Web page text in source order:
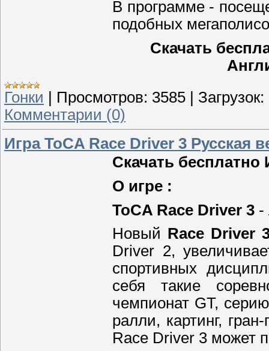
В программе -
подобных
Скачать
Гонки
Просмотров: 3585 Загрузок:
Комментарии (0)
Игра ToCA Race Driver 3 Русская
Скачать бесплатно
О игре :
ToCA Race Driver 3 -
Новый Race Driver
Driver 2,
спортивных
себя такие
чемпионат GT,
ралли, картинг,
Race Driver 3 может